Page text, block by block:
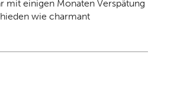
mit einigen Monaten Verspätung
wie charmant